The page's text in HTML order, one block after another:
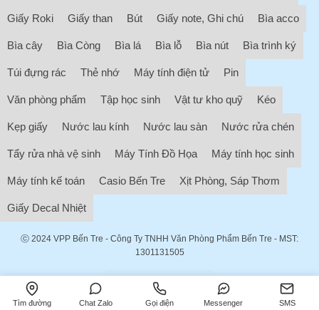
Giấy Roki Giấy than Bút Giấy note, Ghi chú Bìa acco
Bìa cây Bìa Còng Bìa lá Bìa lỗ Bìa nút Bìa trình ký
Túi đựng rác Thẻ nhớ Máy tính điện tử Pin
Văn phòng phẩm Tập học sinh Vật tư kho quỹ Kéo
Kẹp giấy Nước lau kính Nước lau sàn Nước rửa chén
Tẩy rửa nhà vệ sinh Máy Tính Đồ Họa Máy tính học sinh
Máy tính kế toán Casio Bến Tre Xịt Phòng, Sáp Thơm
Giấy Decal Nhiệt
ⓒ 2024 VPP Bến Tre - Công Ty TNHH Văn Phòng Phẩm Bến Tre - MST:
1301131505
Tìm đường Chat Zalo Gọi điện Messenger SMS